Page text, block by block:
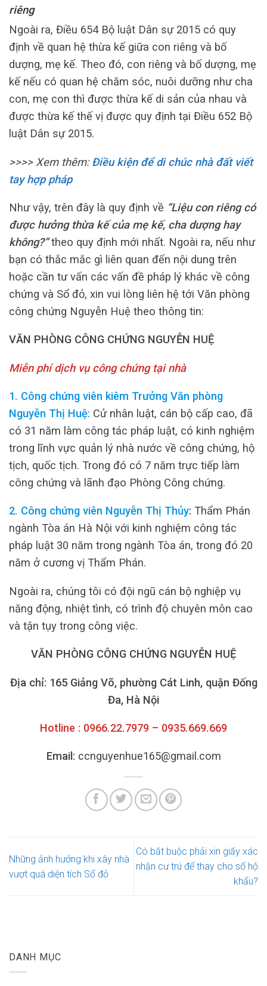
riêng
Ngoài ra, Điều 654 Bộ luật Dân sự 2015 có quy
định về quan hệ thừa kế giữa con riêng và bố
dượng, mẹ kế. Theo đó, con riêng và bố dượng, mẹ
kế nếu có quan hệ chăm sóc, nuôi dưỡng như cha
con, mẹ con thì được thừa kế di sản của nhau và
được thừa kế thế vị được quy định tại Điều 652 Bộ
luật Dân sự 2015.
>>>> Xem thêm: Điều kiện để di chúc nhà đất viết
tay hợp pháp
Như vậy, trên đây là quy định về “Liệu con riêng có
được hưởng thừa kế của mẹ kế, cha dượng hay
không?”theo quy định mới nhất. Ngoài ra, nếu như
bạn có thắc mắc gì liên quan đến nội dung trên
hoặc cần tư vấn các vấn đề pháp lý khác về công
chứng và Sổ đỏ, xin vui lòng liên hệ tới Văn phòng
công chứng Nguyễn Huệ theo thông tin:
VĂN PHÒNG CÔNG CHỨNG NGUYỄN HUỆ
Miễn phí dịch vụ công chứng tại nhà
1. Công chứng viên kiêm Trưởng Văn phòng
Nguyễn Thị Huệ: Cử nhân luật, cán bộ cấp cao, đã
có 31 năm làm công tác pháp luật, có kinh nghiệm
trong lĩnh vực quản lý nhà nước về công chứng, hộ
tịch, quốc tịch. Trong đó có 7 năm trực tiếp làm
công chứng và lãnh đạo Phòng Công chứng.
2. Công chứng viên Nguyễn Thị Thủy: Thẩm Phán
ngành Tòa án Hà Nội với kinh nghiệm công tác
pháp luật 30 năm trong ngành Tòa án, trong đó 20
năm ở cương vị Thẩm Phán.
Ngoài ra, chúng tôi có đội ngũ cán bộ nghiệp vụ
năng động, nhiệt tình, có trình độ chuyên môn cao
và tận tụy trong công việc.
VĂN PHÒNG CÔNG CHỨNG NGUYỄN HUỆ
Địa chỉ: 165 Giảng Võ, phường Cát Linh, quận Đống
Đa, Hà Nội
Hotline : 0966.22.7979 – 0935.669.669
Email: ccnguyenhue165@gmail.com
Những ảnh hưởng khi xây nhà
vượt quá diện tích Sổ đỏ
Có bắt buộc phải xin giấy xác
nhận cư trú để thay cho sổ hộ
khẩu?
DANH MỤC